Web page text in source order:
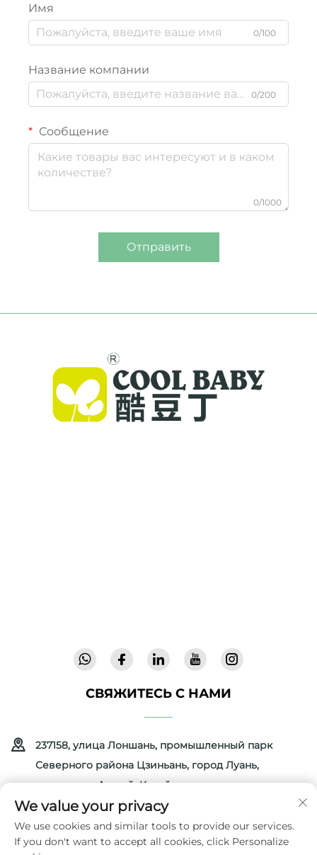
Имя
0/100
Название компании
0/200
Сообщение
0/1000
Отправить
СВЯЖИТЕСЬ С НАМИ
237158, улица Лоншань, промышленный парк
Северного района Цзиньань, город Луань,
провинция Аньхой, Китай
+86-13516489604
[email protected]
We value your privacy
We use cookies and similar tools to provide our services.
If you don't want to accept all cookies, click Personalize